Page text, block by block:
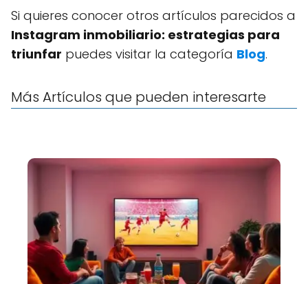
Si quieres conocer otros artículos parecidos a
Instagram inmobiliario: estrategias para
triunfar puedes visitar la categoría Blog.
Más Artículos que pueden interesarte